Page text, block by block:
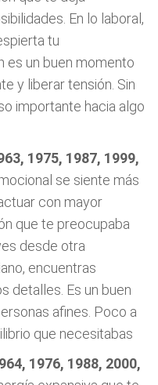
En lo laboral,
tu
es un buen momento
y liberar tensión. Sin
importante hacia algo
1975, 1987, 1999,
se siente más
con mayor
que te preocupaba
desde otra
encuentras
detalles. Es un buen
afines. Poco a
que necesitabas
1976, 1988, 2000,